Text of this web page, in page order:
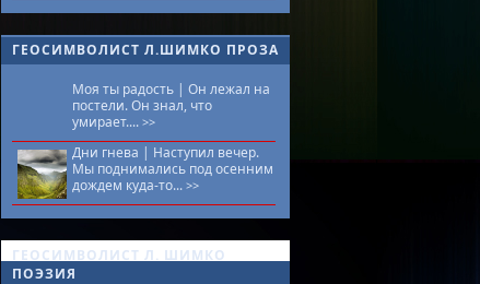
ГЕОСИМВОЛИСТ Л.ШИМКО ПРОЗА
Моя ты радость | Он лежал на
постели. Он знал, что
умирает....>>
Дни гнева | Наступил вечер.
Мы поднимались под осенним
дождем куда-то...>>
ГЕОСИМВОЛИСТ Л. ШИМКО
ПОЭЗИЯ